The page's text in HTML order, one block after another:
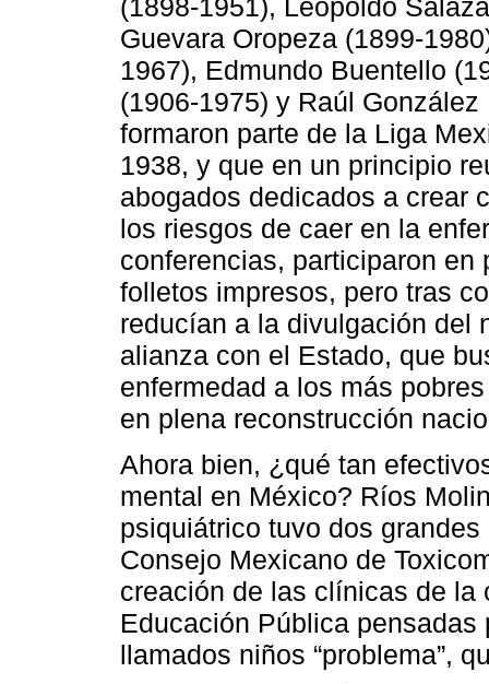
(1898-1951), Leopoldo
Guevara Oropeza (1899-
1967), Edmundo Buentello
(1906-1975) y Raúl
formaron parte de la Liga
1938, y que en un principio
abogados dedicados a crear
los riesgos de caer en la
conferencias, participaron en
folletos impresos, pero tras
reducían a la divulgación del
alianza con el Estado, que
enfermedad a los más
en plena reconstrucción
Ahora bien, ¿qué tan
mental en México? Ríos
psiquiátrico tuvo dos
Consejo Mexicano de
creación de las clínicas de la
Educación Pública
llamados niños “problema”,